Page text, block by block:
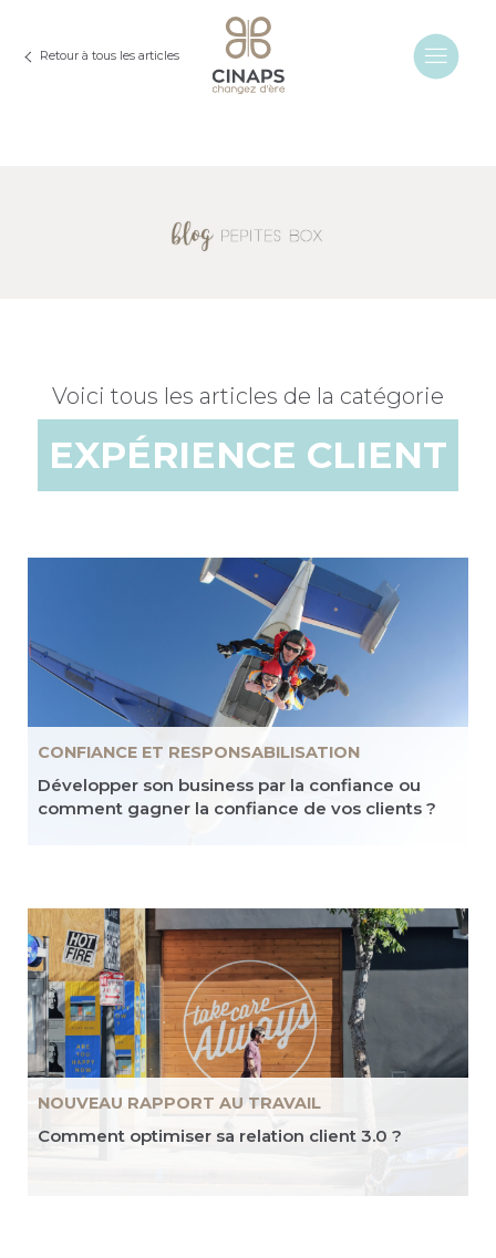
Retour à tous les articles
Voici tous les articles de la catégorie
EXPÉRIENCE CLIENT
CONFIANCE ET RESPONSABILISATION
Développer son business par la confiance ou
comment gagner la confiance de vos clients ?
NOUVEAU RAPPORT AU TRAVAIL
Comment optimiser sa relation client 3.0 ?